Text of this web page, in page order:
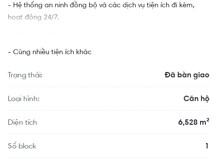
- Hệ thống an ninh đồng bộ và các dịch vụ tiện ích đi kèm,
hoạt động 24/7.
- Cùng nhiều tiện ích khác
Trạng thái: Đã bàn giao
Loại hình: Căn hộ
Diện tích 6,528 m²
Số block 1